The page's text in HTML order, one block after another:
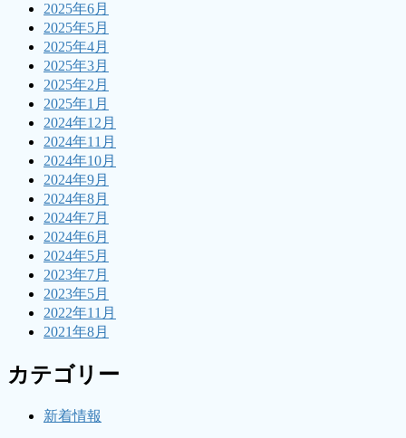
2025年6月
2025年5月
2025年4月
2025年3月
2025年2月
2025年1月
2024年12月
2024年11月
2024年10月
2024年9月
2024年8月
2024年7月
2024年6月
2024年5月
2023年7月
2023年5月
2022年11月
2021年8月
カテゴリー
新着情報